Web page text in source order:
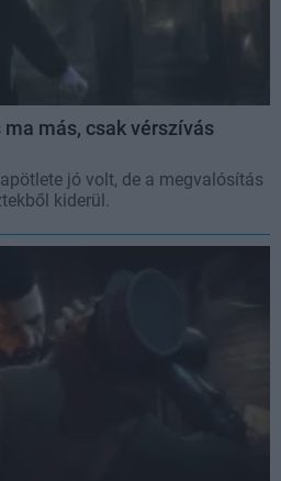
más, csak vérszívás
jó volt, de a megvalósítás
kiderül.